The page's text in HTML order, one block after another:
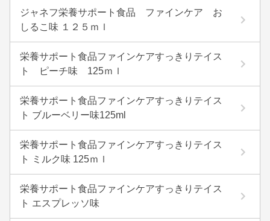
ジャネフ栄養サポート食品 ファインケア お
しるこ味 １２５ｍｌ
栄養サポート食品ファインケアすっきりテイス
ト ピーチ味 125ｍｌ
栄養サポート食品ファインケアすっきりテイス
ト ブルーベリー味125ml
栄養サポート食品ファインケアすっきりテイス
ト ミルク味 125ｍｌ
栄養サポート食品ファインケアすっきりテイス
ト エスプレッソ味